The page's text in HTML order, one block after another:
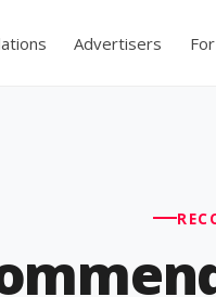
Advertisers